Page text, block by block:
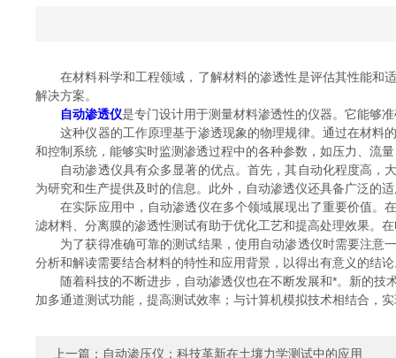
在材料科学和工程领域，了解材料的渗透性是评估其性能和适
解决方案。
自动渗透仪是专门设计用于测量材料渗透性的仪器。它能够
这种仪器的工作原理基于渗透现象的物理规律。通过在材料的
和控制系统，能够实时监测渗透过程中的各种参数，如压力、流
自动渗透仪具有众多显著的优点。首先，其自动化程度高，大
为研究和生产提供及时的信息。此外，自动渗透仪还具备广泛的
在实际应用中，自动渗透仪在多个领域展现出了重要价值。在
滤材料、分离膜的渗透性测试有助于优化工艺和提高处理效果。
为了获得准确可靠的测试结果，使用自动渗透仪时需要注意一
分析和解读需要结合材料的特性和应用背景，以得出有意义的结
随着科技的不断进步，自动渗透仪也在不断发展和*。新的技
加多通道测试功能，提高测试效率；与计算机模拟技术相结合，
上一篇： 自动渗压仪：科技革新在土壤力学测试中的应用